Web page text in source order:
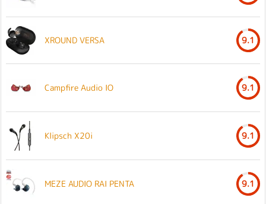
XROUND VERSA 9.1
Campfire Audio IO 9.1
Klipsch X20i 9.1
MEZE AUDIO RAI PENTA 9.1